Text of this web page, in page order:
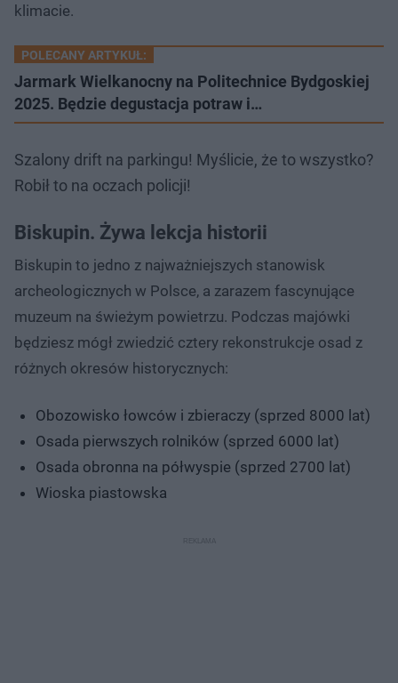
klimacie.
POLECANY ARTYKUŁ:
Jarmark Wielkanocny na Politechnice Bydgoskiej
2025. Będzie degustacja potraw i…
Szalony drift na parkingu! Myślicie, że to wszystko?
Robił to na oczach policji!
Biskupin. Żywa lekcja historii
Biskupin to jedno z najważniejszych stanowisk
archeologicznych w Polsce, a zarazem fascynujące
muzeum na świeżym powietrzu. Podczas majówki
będziesz mógł zwiedzić cztery rekonstrukcje osad z
różnych okresów historycznych:
Obozowisko łowców i zbieraczy (sprzed 8000 lat)
Osada pierwszych rolników (sprzed 6000 lat)
Osada obronna na półwyspie (sprzed 2700 lat)
Wioska piastowska